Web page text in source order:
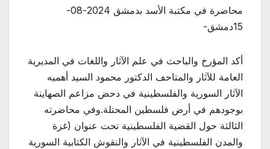
محاضرة في مكتبة الأسد بدمشق 2024-08-
15دمشق-
أكد المؤرخ والباحث في علم الآثار واللغات في المديرية
العامة للآثار والمتاحف الدكتور محمود السيد أهميه
الآثار السورية والفلسطينية في دحض مزاعم الصهاينة
بوجودهم في أرض فلسطين المحتلة.وفي محاضرته
الثالثة حول القضية الفلسطينية تحت عنوان (غزة
والمدن الفلسطينية في الآثار والنقوش الكتابية السورية